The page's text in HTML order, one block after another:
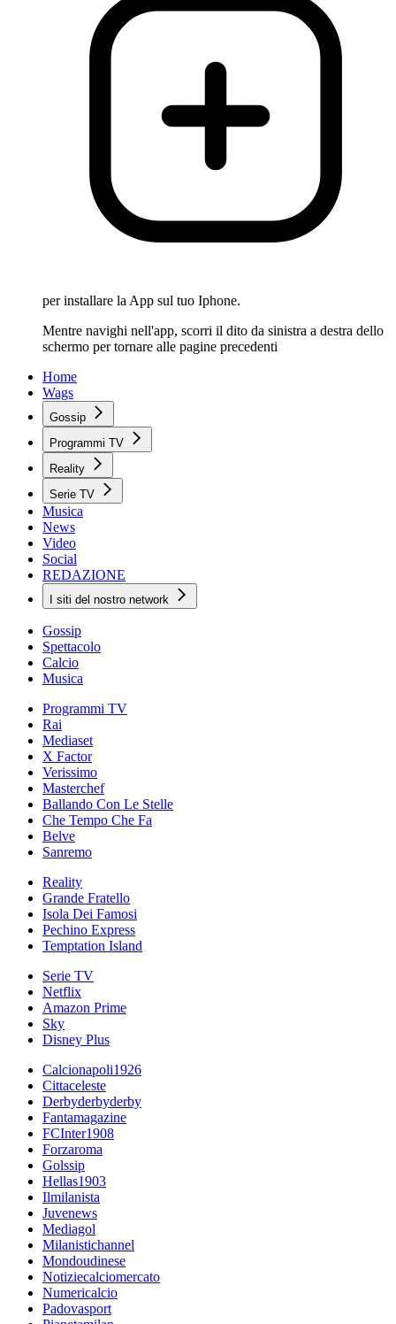
per installare la App sul tuo Iphone.
Mentre navighi nell'app, scorri il dito da sinistra a destra dello
schermo per tornare alle pagine precedenti
Home
Wags
Gossip
Programmi TV
Reality
Serie TV
Musica
News
Video
Social
REDAZIONE
I siti del nostro network
Gossip
Spettacolo
Calcio
Musica
Programmi TV
Rai
Mediaset
X Factor
Verissimo
Masterchef
Ballando Con Le Stelle
Che Tempo Che Fa
Belve
Sanremo
Reality
Grande Fratello
Isola Dei Famosi
Pechino Express
Temptation Island
Serie TV
Netflix
Amazon Prime
Sky
Disney Plus
Calcionapoli1926
Cittaceleste
Derbyderbyderby
Fantamagazine
FCInter1908
Forzaroma
Golssip
Hellas1903
Ilmilanista
Juvenews
Mediagol
Milanistichannel
Mondoudinese
Notiziecalciomercato
Numericalcio
Padovasport